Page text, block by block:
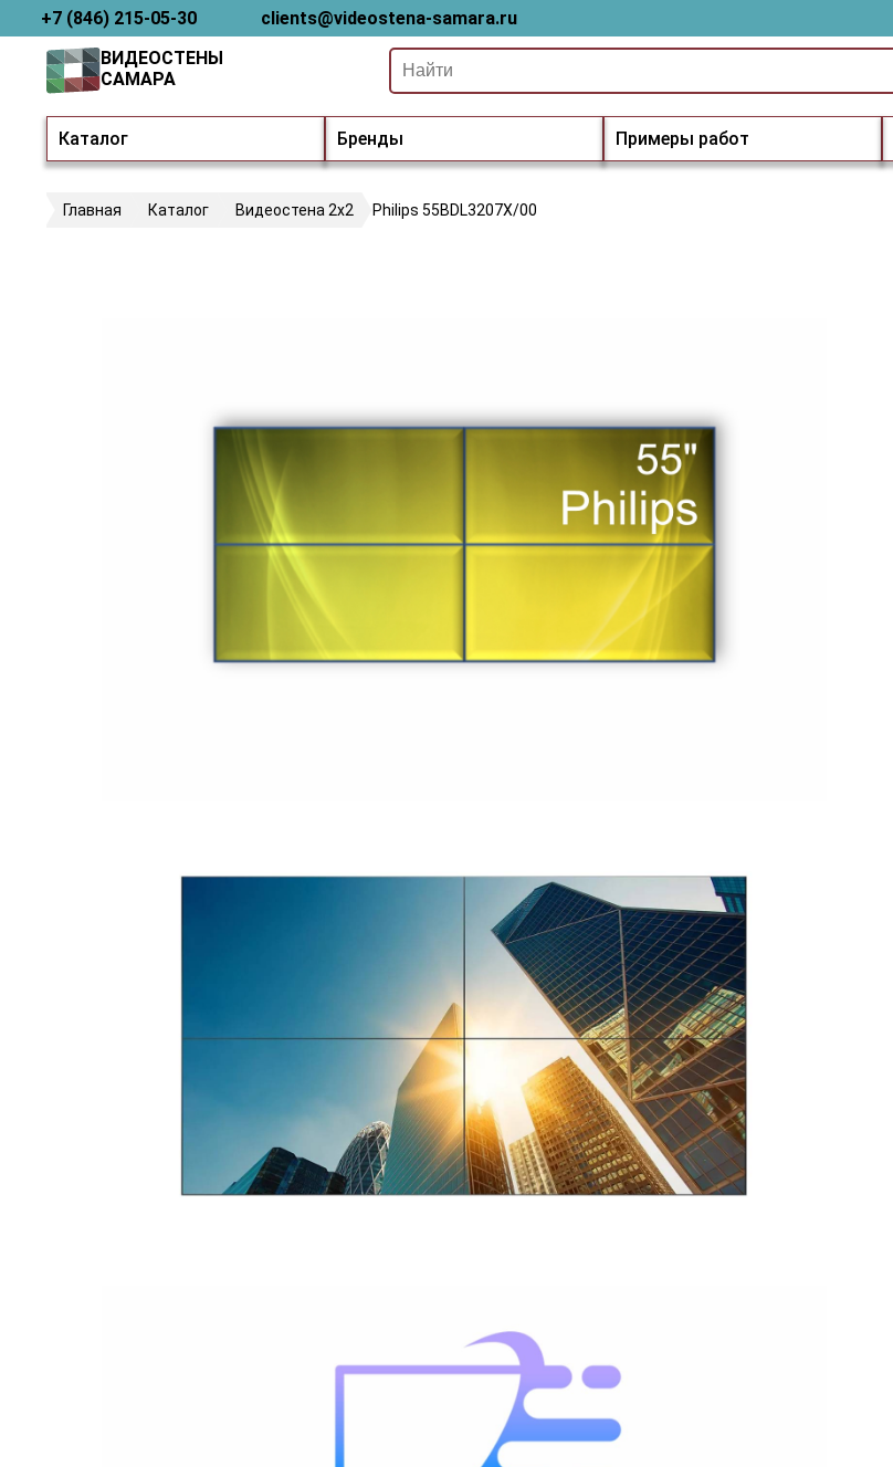
+7 (846) 215-05-30 clients@videostena-samara.ru
Каталог Бренды Примеры работ
ВИДЕОСТЕНЫ
САМАРА
Главная Каталог Видеостена 2x2 Philips 55BDL3207X/00